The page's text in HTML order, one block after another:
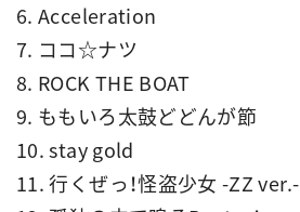
6. Acceleration
7. ココ☆ナツ
8. ROCK THE BOAT
9. ももいろ太鼓どどんが節
10. stay gold
11. 行くぜっ！怪盗少女 -ZZ ver.-